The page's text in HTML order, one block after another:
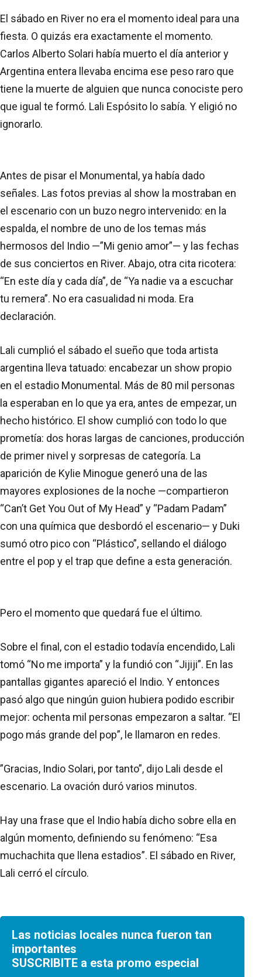
El sábado en River no era el momento ideal para una
fiesta. O quizás era exactamente el momento.
Carlos Alberto Solari había muerto el día anterior y
Argentina entera llevaba encima ese peso raro que
tiene la muerte de alguien que nunca conociste pero
que igual te formó. Lali Espósito lo sabía. Y eligió no
ignorarlo.
Antes de pisar el Monumental, ya había dado
señales. Las fotos previas al show la mostraban en
el escenario con un buzo negro intervenido: en la
espalda, el nombre de uno de los temas más
hermosos del Indio —”Mi genio amor”— y las fechas
de sus conciertos en River. Abajo, otra cita ricotera:
“En este día y cada día”, de “Ya nadie va a escuchar
tu remera”. No era casualidad ni moda. Era
declaración.
Lali cumplió el sábado el sueño que toda artista
argentina lleva tatuado: encabezar un show propio
en el estadio Monumental. Más de 80 mil personas
la esperaban en lo que ya era, antes de empezar, un
hecho histórico. El show cumplió con todo lo que
prometía: dos horas largas de canciones, producción
de primer nivel y sorpresas de categoría. La
aparición de Kylie Minogue generó una de las
mayores explosiones de la noche —compartieron
“Can’t Get You Out of My Head” y “Padam Padam”
con una química que desbordó el escenario— y Duki
sumó otro pico con “Plástico”, sellando el diálogo
entre el pop y el trap que define a esta generación.
Pero el momento que quedará fue el último.
Sobre el final, con el estadio todavía encendido, Lali
tomó “No me importa” y la fundió con “Jijiji”. En las
pantallas gigantes apareció el Indio. Y entonces
pasó algo que ningún guion hubiera podido escribir
mejor: ochenta mil personas empezaron a saltar. “El
pogo más grande del pop”, le llamaron en redes.
”Gracias, Indio Solari, por tanto”, dijo Lali desde el
escenario. La ovación duró varios minutos.
Hay una frase que el Indio había dicho sobre ella en
algún momento, definiendo su fenómeno: “Esa
muchachita que llena estadios”. El sábado en River,
Lali cerró el círculo.
Las noticias locales nunca fueron tan
importantes
SUSCRIBITE a esta promo especial